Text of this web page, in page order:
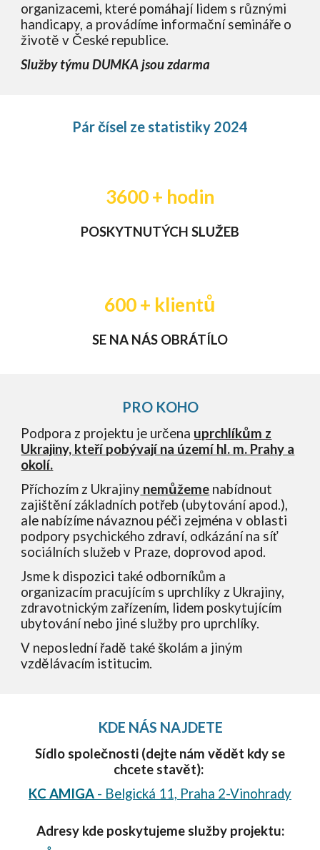
organizacemi, které pomáhají lidem s různými
handicapy, a provádíme informační semináře o
životě v České republice.
Služby týmu DUMKA jsou zdarma
Pár čísel ze statistiky 2024
3600+ hodin
POSKYTNUTÝCH SLUŽEB
600+ klientů
SE NA NÁS OBRÁTÍLO
PRO KOHO
Podpora z projektu je určena uprchlíkům z
Ukrajiny, kteří pobývají na území hl. m. Prahy a
okolí.
Příchozím z Ukrajiny nemůžeme nabídnout
zajištění základních potřeb (ubytování apod.),
ale nabízíme návaznou péči zejména v oblasti
podpory psychického zdraví, odkázání na síť
sociálních služeb v Praze, doprovod apod.
Jsme k dispozici také odborníkům a
organizacím pracujícím s uprchlíky z Ukrajiny,
zdravotnickým zařízením, lidem poskytujícím
ubytování nebo jiné služby pro uprchlíky.
V neposlední řadě také školám a jiným
vzdělávacím istitucim.
KDE NÁS NAJDETE
Sídlo společnosti (dejte nám vědět kdy se
chcete stavět):
KC AMIGA - Belgická 11, Praha 2-Vinohrady
Adresy kde poskytujeme služby projektu: